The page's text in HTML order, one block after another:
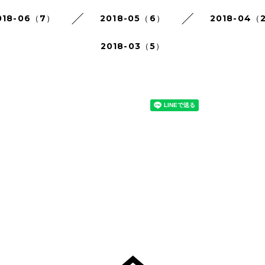
06（7） 2018-05（6） 2018-04（
2018-03（5）